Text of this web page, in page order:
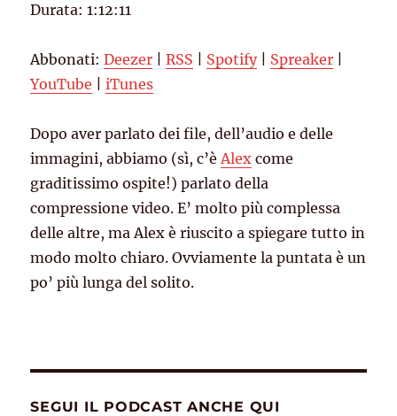
Deezer
YouTube iTunes
RSS FEED
SHARE
EMBED
Durata: 1:12:11
Abbonati:Deezer |RSS Spotify| Spreaker
YouTube |iTunes
Dopo aver parlato dei file, dell’audio e delle
immagini, abbiamo (sì, c’èAlex come
graditissimo ospite!) parlato della
compressione video. E’ molto più complessa
delle altre, ma Alex è riuscito a spiegare tutto in
modo molto chiaro. Ovviamente la puntata è un
po’ più lunga del solito.
SEGUI IL PODCAST ANCHE QUI